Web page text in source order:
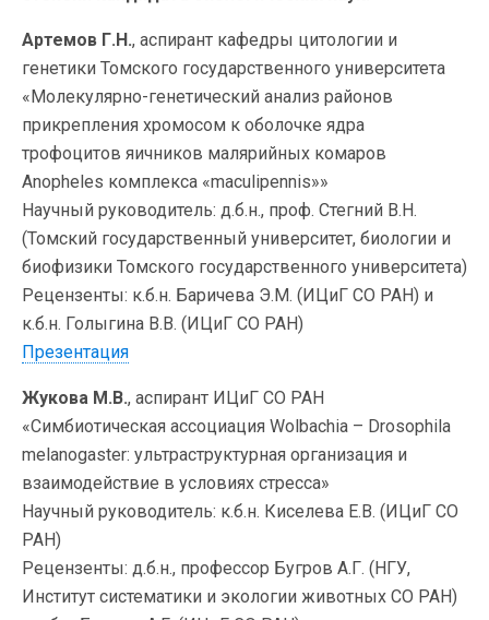
Артемов Г.Н., аспирант кафедры цитологии и
генетики Томского государственного университета
«Молекулярно-генетический анализ районов
прикрепления хромосом к оболочке ядра
трофоцитов яичников малярийных комаров
Anopheles комплекса «maculipennis»»
Научный руководитель: д.б.н., проф. Стегний В.Н.
(Томский государственный университет, биологии и
биофизики Томского государственного университета)
Рецензенты: к.б.н. Баричева Э.М. (ИЦиГ СО РАН) и
к.б.н. Голыгина В.В. (ИЦиГ СО РАН)
Презентация
Жукова М.В., аспирант ИЦиГ СО РАН
«Симбиотическая ассоциация Wolbachia – Drosophila
melanogaster: ультраструктурная организация и
взаимодействие в условиях стресса»
Научный руководитель: к.б.н. Киселева Е.В. (ИЦиГ СО
РАН)
Рецензенты: д.б.н., профессор Бугров А.Г. (НГУ,
Институт систематики и экологии животных СО РАН)